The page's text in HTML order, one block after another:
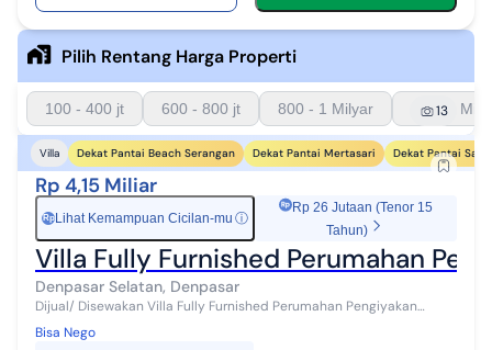
Pilih Rentang Harga Properti
100 - 400 jt 600 - 800 jt 800 - 1 Milyar 1 - 1.5
13
Villa Dekat Pantai Beach Serangan Dekat Pantai Mertasari Dekat Pantai
Rp 4,15 Miliar
Rp Lihat Kemampuan Cicilan-mu ⓘ
Rp 26 Jutaan (Tenor 15
Tahun)
Villa Fully Furnished Perumahan
Denpasar Selatan, Denpasar
Dijual/ Disewakan Villa Fully Furnished Perumahan Pengiyakan
SANUR Kota: Kota Denpasar IMB: Ya (dlm proses) Dokumen Legal:
Bisa Nego